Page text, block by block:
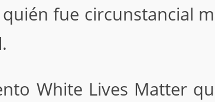
fue circunstancial
White Lives Matter